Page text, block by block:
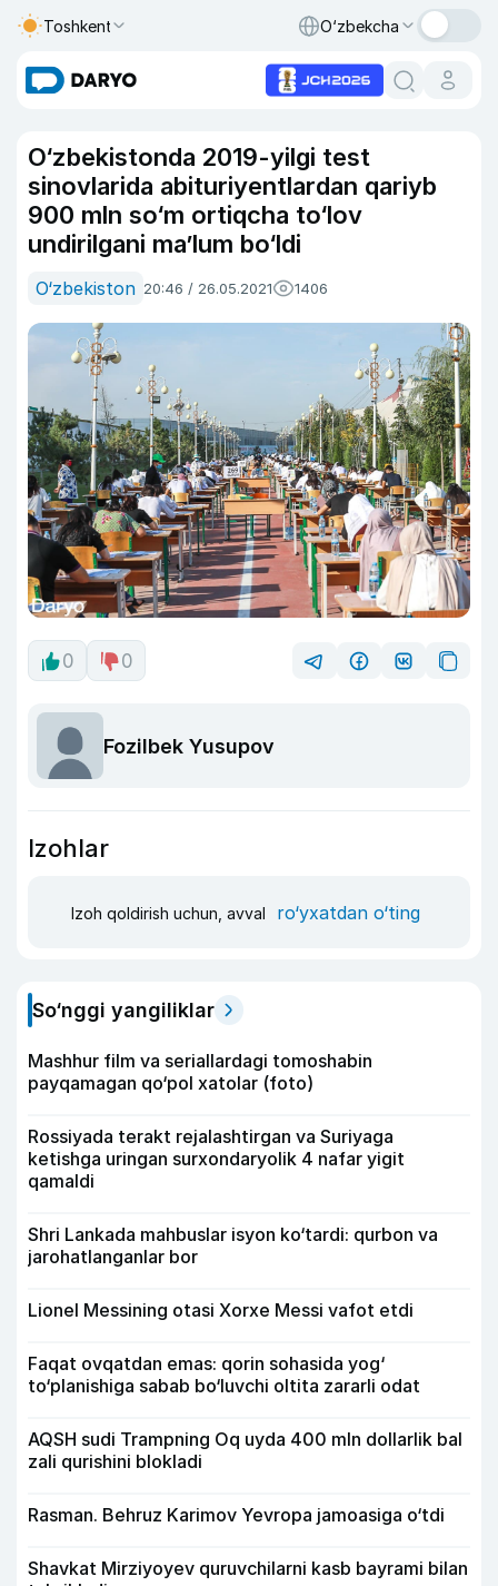
Toshkent O‘zbekcha
O‘zbekistonda 2019-yilgi test
sinovlarida abituriyentlardan qariyb
900 mln so‘m ortiqcha to‘lov
undirilgani ma’lum bo‘ldi
O‘zbekiston 20:46 / 26.05.2021 1406
0 0
Fozilbek Yusupov
Izohlar
Izoh qoldirish uchun, avval ro‘yxatdan o‘ting
So‘nggi yangiliklar
Mashhur film va seriallardagi tomoshabin
payqamagan qo‘pol xatolar (foto)
Rossiyada terakt rejalashtirgan va Suriyaga
ketishga uringan surxondaryolik 4 nafar yigit
qamaldi
Shri Lankada mahbuslar isyon ko‘tardi: qurbon va
jarohatlanganlar bor
Lionel Messining otasi Xorxe Messi vafot etdi
Faqat ovqatdan emas: qorin sohasida yog‘
to‘planishiga sabab bo‘luvchi oltita zararli odat
AQSH sudi Trampning Oq uyda 400 mln dollarlik bal
zali qurishini blokladi
Rasman. Behruz Karimov Yevropa jamoasiga o‘tdi
Shavkat Mirziyoyev quruvchilarni kasb bayrami bilan